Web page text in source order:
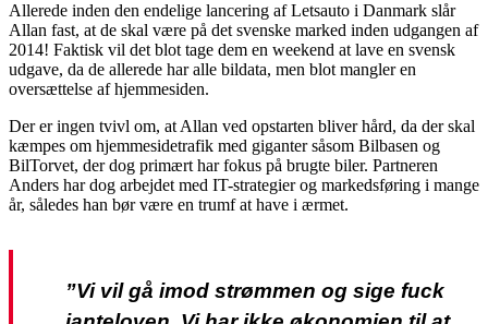
Allerede inden den endelige lancering af Letsauto i Danmark slår
Allan fast, at de skal være på det svenske marked inden udgangen af
2014! Faktisk vil det blot tage dem en weekend at lave en svensk
udgave, da de allerede har alle bildata, men blot mangler en
oversættelse af hjemmesiden.
Der er ingen tvivl om, at Allan ved opstarten bliver hård, da der skal
kæmpes om hjemmesidetrafik med giganter såsom Bilbasen og
BilTorvet, der dog primært har fokus på brugte biler. Partneren
Anders har dog arbejdet med IT-strategier og markedsføring i mange
år, således han bør være en trumf at have i ærmet.
”Vi vil gå imod strømmen og sige fuck